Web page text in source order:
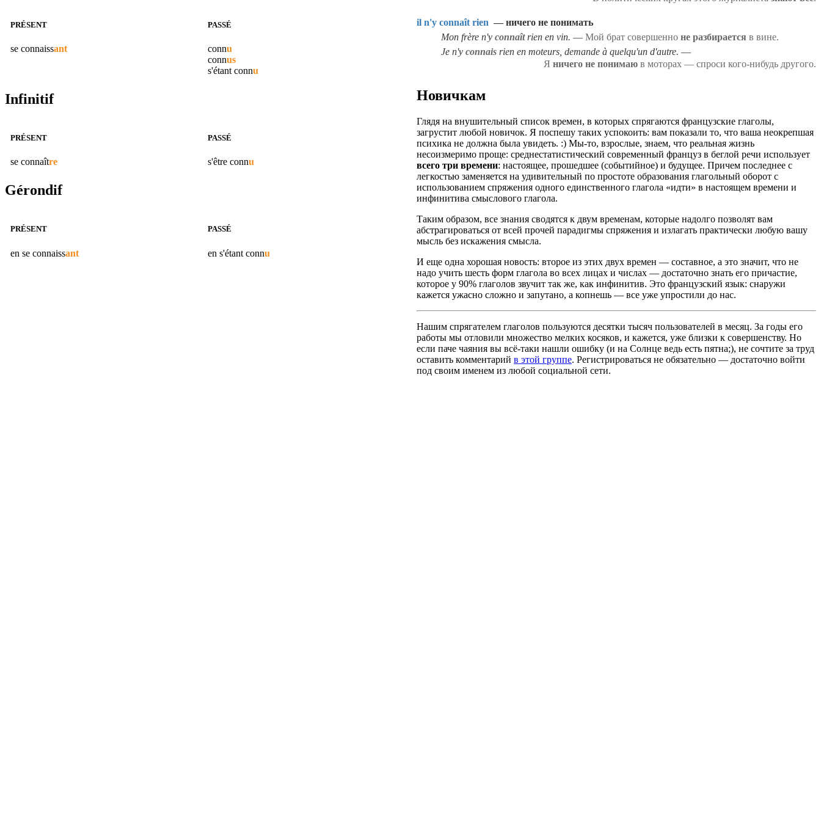
PRÉSENT
se connaissant
PASSÉ
connu
connus
s'étant connu
Infinitif
PRÉSENT
se connaître
PASSÉ
s'être connu
Gérondif
PRÉSENT
en se connaissant
PASSÉ
en s'étant connu
il n'y connaît rien — ничего не понимать
Mon frère n'y connaîtrien en vin. Мой брат совершенно не разбирается в вине.
Je n'y connais rien en moteurs, demande à quelqu'un d'autre.
Я ничего не понимаю в моторах — спроси кого-нибудь другого.
Новичкам
Глядя на внушительный список времен, в которых спрягаются французские глаголы,
загрустит любой новичок. Я поспешу таких успокоить: вам показали то, что ваша неокрепшая
психика не должна была увидеть. :) Мы-то, взрослые, знаем, что реальная жизнь
несоизмеримо проще: среднестатистический современный француз в беглой речи использует
всего три времени: настоящее, прошедшее (событийное) и будущее. Причем последнее с
легкостью заменяется на удивительный по простоте образования глагольный оборот с
использованием спряжения одного единственного глагола «идти» в настоящем времени и
инфинитива смыслового глагола.
Таким образом, все знания сводятся к двум временам, которые надолго позволят вам
абстрагироваться от всей прочей парадигмы спряжения и излагать практически любую вашу
мысль без искажения смысла.
И еще одна хорошая новость: второе из этих двух времен — составное, а это значит, что не
надо учить шесть форм глагола во всех лицах и числах — достаточно знать его причастие,
которое у 90% глаголов звучит так же, как инфинитив. Это французский язык: снаружи
кажется ужасно сложно и запутано, а копнешь — все уже упростили до нас.
Нашим спрягателем глаголов пользуются десятки тысяч пользователей в месяц. За годы его
работы мы отловили множество мелких косяков, и кажется, уже близки к совершенству. Но
если паче чаяния вы всё-таки нашли ошибку (и на Солнце ведь есть пятна;), не сочтите за труд
оставить комментарий в этой группе. Регистрироваться не обязательно — достаточно войти
под своим именем из любой социальной сети.